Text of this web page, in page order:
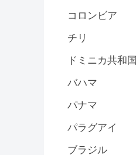
コロンビア
チリ
ドミニカ共和国
バハマ
パナマ
パラグアイ
ブラジル